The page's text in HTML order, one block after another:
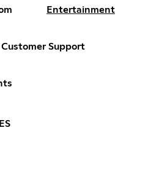
Entertainment
Customer Support